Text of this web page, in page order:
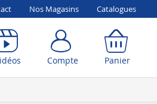
Nos Magasins Catalogues
Compte Panier
Panier